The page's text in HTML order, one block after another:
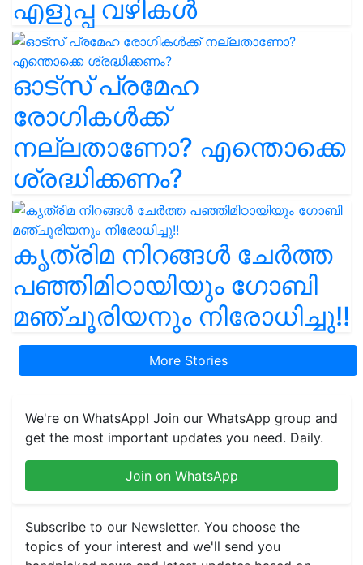
എളുപ്പ വഴികൾ
ഓട്സ് പ്രമേഹ
രോഗികൾക്ക്
നല്ലതാണോ? എന്തൊക്കെ
ശ്രദ്ധിക്കണം?
കൃത്രിമ നിറങ്ങൾ ചേർത്ത
പഞ്ഞിമിഠായിയും ഗോബി
മഞ്ചൂരിയനും നിരോധിച്ചു!!
More Stories
We're on WhatsApp! Join our WhatsApp group and
get the most important updates you need. Daily.
Join on WhatsApp
Subscribe to our Newsletter. You choose the
topics of your interest and we'll send you